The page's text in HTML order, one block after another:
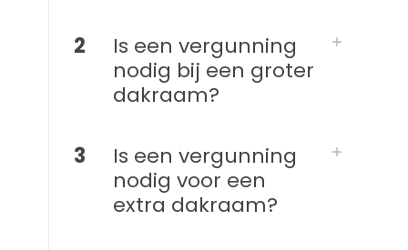
2
Is een vergunning
nodig bij een groter
dakraam?
3
Is een vergunning
nodig voor een
extra dakraam?